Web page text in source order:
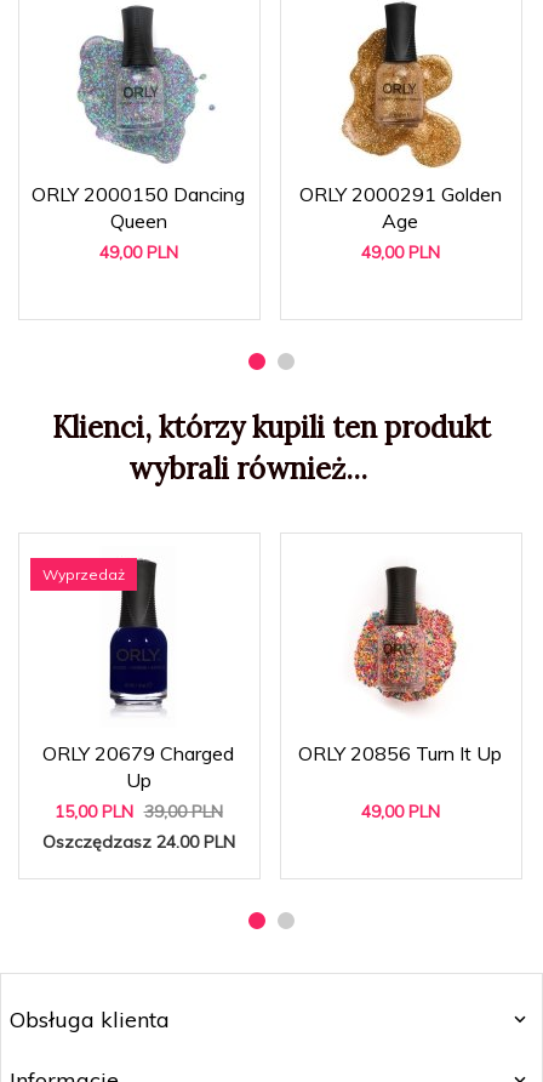
ORLY 2000150 Dancing
Queen
49,00 PLN
ORLY 2000291 Golden
Age
49,00 PLN
Klienci, którzy kupili ten produkt
wybrali również...
Wyprzedaż
ORLY 20679 Charged
Up
15,00 PLN 39,00 PLN
Oszczędzasz 24.00 PLN
ORLY 20856 Turn It Up
49,00 PLN
Obsługa klienta